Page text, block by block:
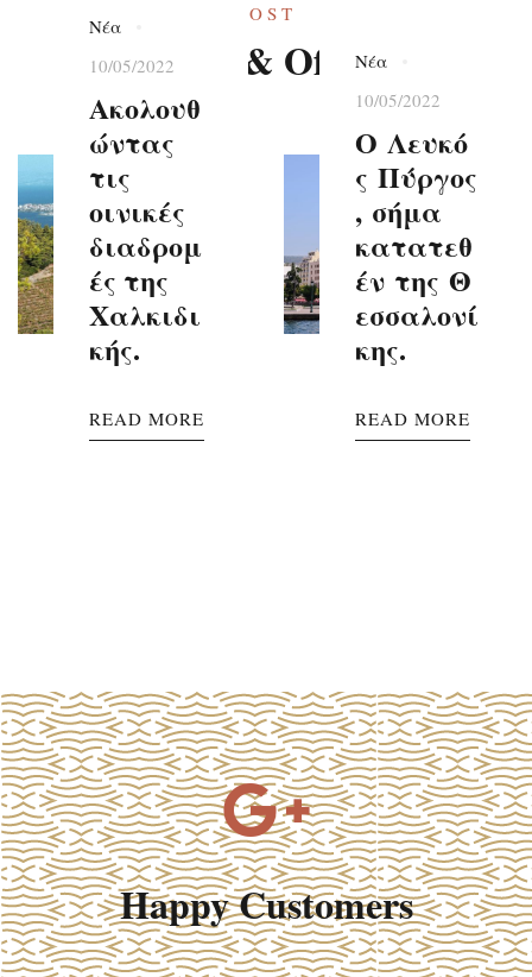
POST
News & Offers
Νέα
10/05/2022
Ακολουθ
ώντας
τις
οινικές
διαδρομ
ές της
Χαλκιδι
κής.
READ MORE
Νέα
10/05/2022
O Λευκό
ς Πύργος
, σήμα
κατατεθ
έν της Θ
εσσαλoνί
κης.
READ MORE
Happy Customers